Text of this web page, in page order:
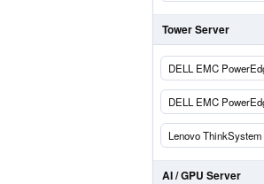
Tower Server
DELL EMC
DELL EMC
Lenovo
AI / GPU Server